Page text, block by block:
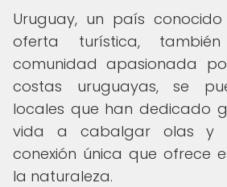
Uruguay, un país
oferta turística,
comunidad apasionada
costas uruguayas, se
locales que han dedicado
vida a cabalgar olas y
conexión única que ofrece
la naturaleza.